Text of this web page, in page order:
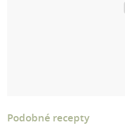
Podobné recepty